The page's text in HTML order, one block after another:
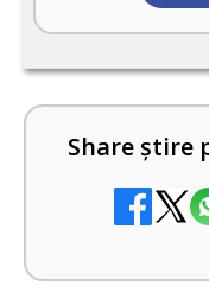
Share știre